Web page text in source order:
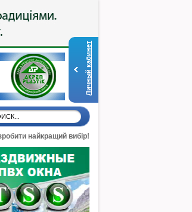
Личный кабинет
найкращий вибір!